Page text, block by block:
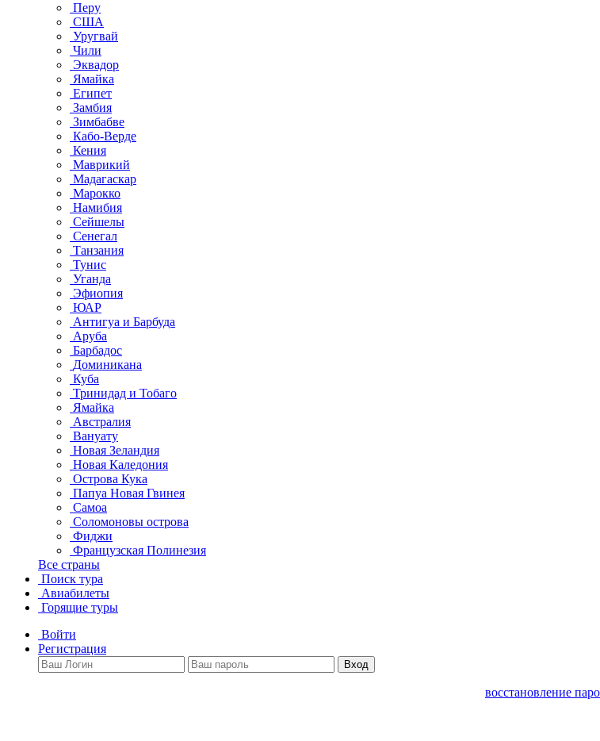
Перу
США
Уругвай
Чили
Эквадор
Ямайка
Египет
Замбия
Зимбабве
Кабо-Верде
Кения
Маврикий
Мадагаскар
Марокко
Намибия
Сейшелы
Сенегал
Танзания
Тунис
Уганда
Эфиопия
ЮАР
Антигуа и Барбуда
Аруба
Барбадос
Доминикана
Куба
Тринидад и Тобаго
Ямайка
Австралия
Вануату
Новая Зеландия
Новая Каледония
Острова Кука
Папуа Новая Гвинея
Самоа
Соломоновы острова
Фиджи
Французская Полинезия
Все страны
Поиск тура
Авиабилеты
Горящие туры
Войти
Регистрация
Вход
восстановление